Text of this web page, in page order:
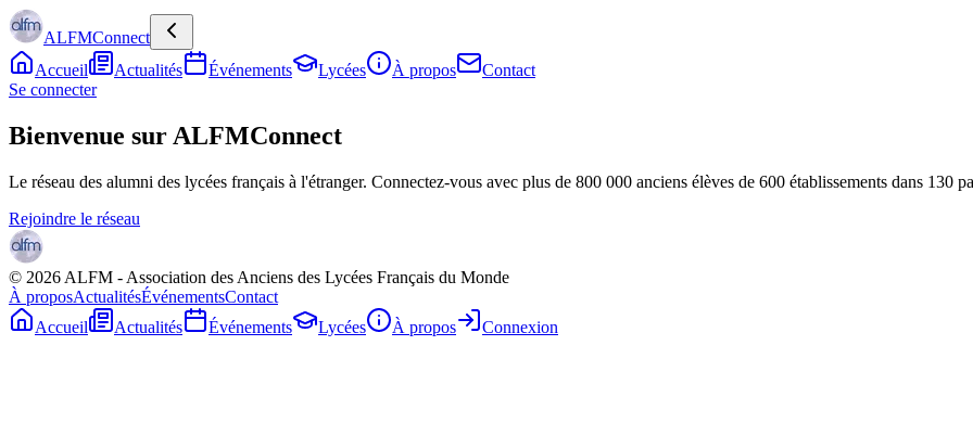
ALFMConnect
Accueil
Actualités Événements Lycées À propos
Contact
Se connecter
Bienvenue sur ALFMConnect
Le réseau des alumni des lycées français à l'étranger. Connectez-vous avec plus de 800 000 anciens élèves de 600 établissements dans 130
Rejoindre le réseau
© 2026 ALFM - Association des Anciens des Lycées Français du Monde
À proposActualitésÉvénementsContact
Accueil
Actualités Événements Lycées À propos Connexion